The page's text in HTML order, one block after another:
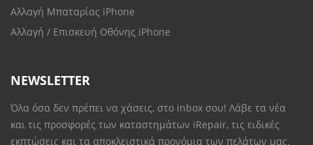
Αλλαγή Μπαταρίας iPhone
Αλλαγή / Επισκευή Οθόνης iPhone
NEWSLETTER
Όλα όσα δεν πρέπει να χάσεις, στο inbox σου! Λάβε τα νέα
και τις προσφορές των καταστημάτων iRepair, τις ειδικές
εκπτώσεις και τα αποκλειστικά προνόμια των πελάτων μας.